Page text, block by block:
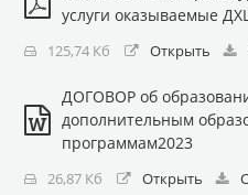
услуги оказываемые
125,74 Кб Открыть
ДОГОВОР об
дополнительным
программам2023
26,87 Кб Открыть